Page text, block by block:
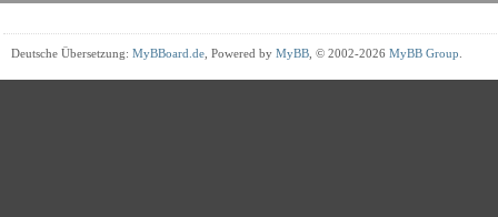
Deutsche Übersetzung: MyBBoard.de , Powered by MyBB , © 2002-2026 MyBB Group